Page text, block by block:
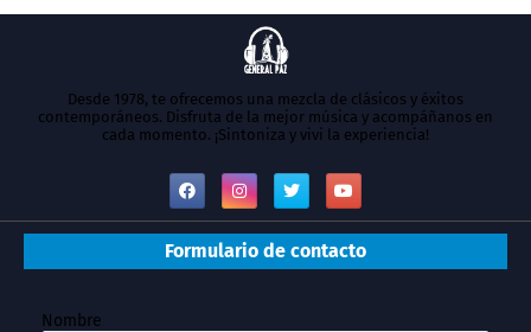
Desde 1978, te ofrecemos una mezcla de clásicos y éxitos
contemporáneos. Disfruta de la mejor música y acompáñanos en
cada momento. ¡Sintoniza y vivi la experiencia!
Formulario de contacto
Nombre